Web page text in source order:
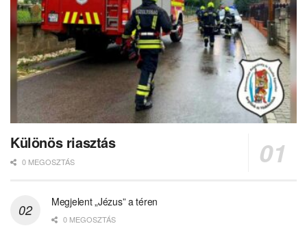
Különös riasztás
0 MEGOSZTÁS
Megjelent „Jézus” a téren
0 MEGOSZTÁS